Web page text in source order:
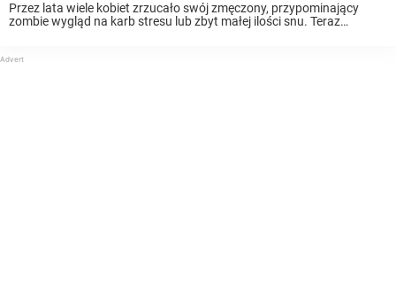
Przez lata wiele kobiet zrzucało swój zmęczony, przypominający
zombie wygląd na karb stresu lub zbyt małej ilości snu. Teraz